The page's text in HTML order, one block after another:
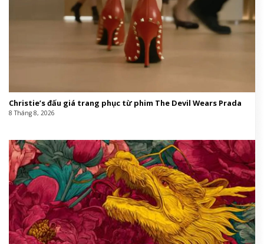
Christie’s đấu giá trang phục từ phim The Devil Wears Prada
8 Tháng 8, 2026